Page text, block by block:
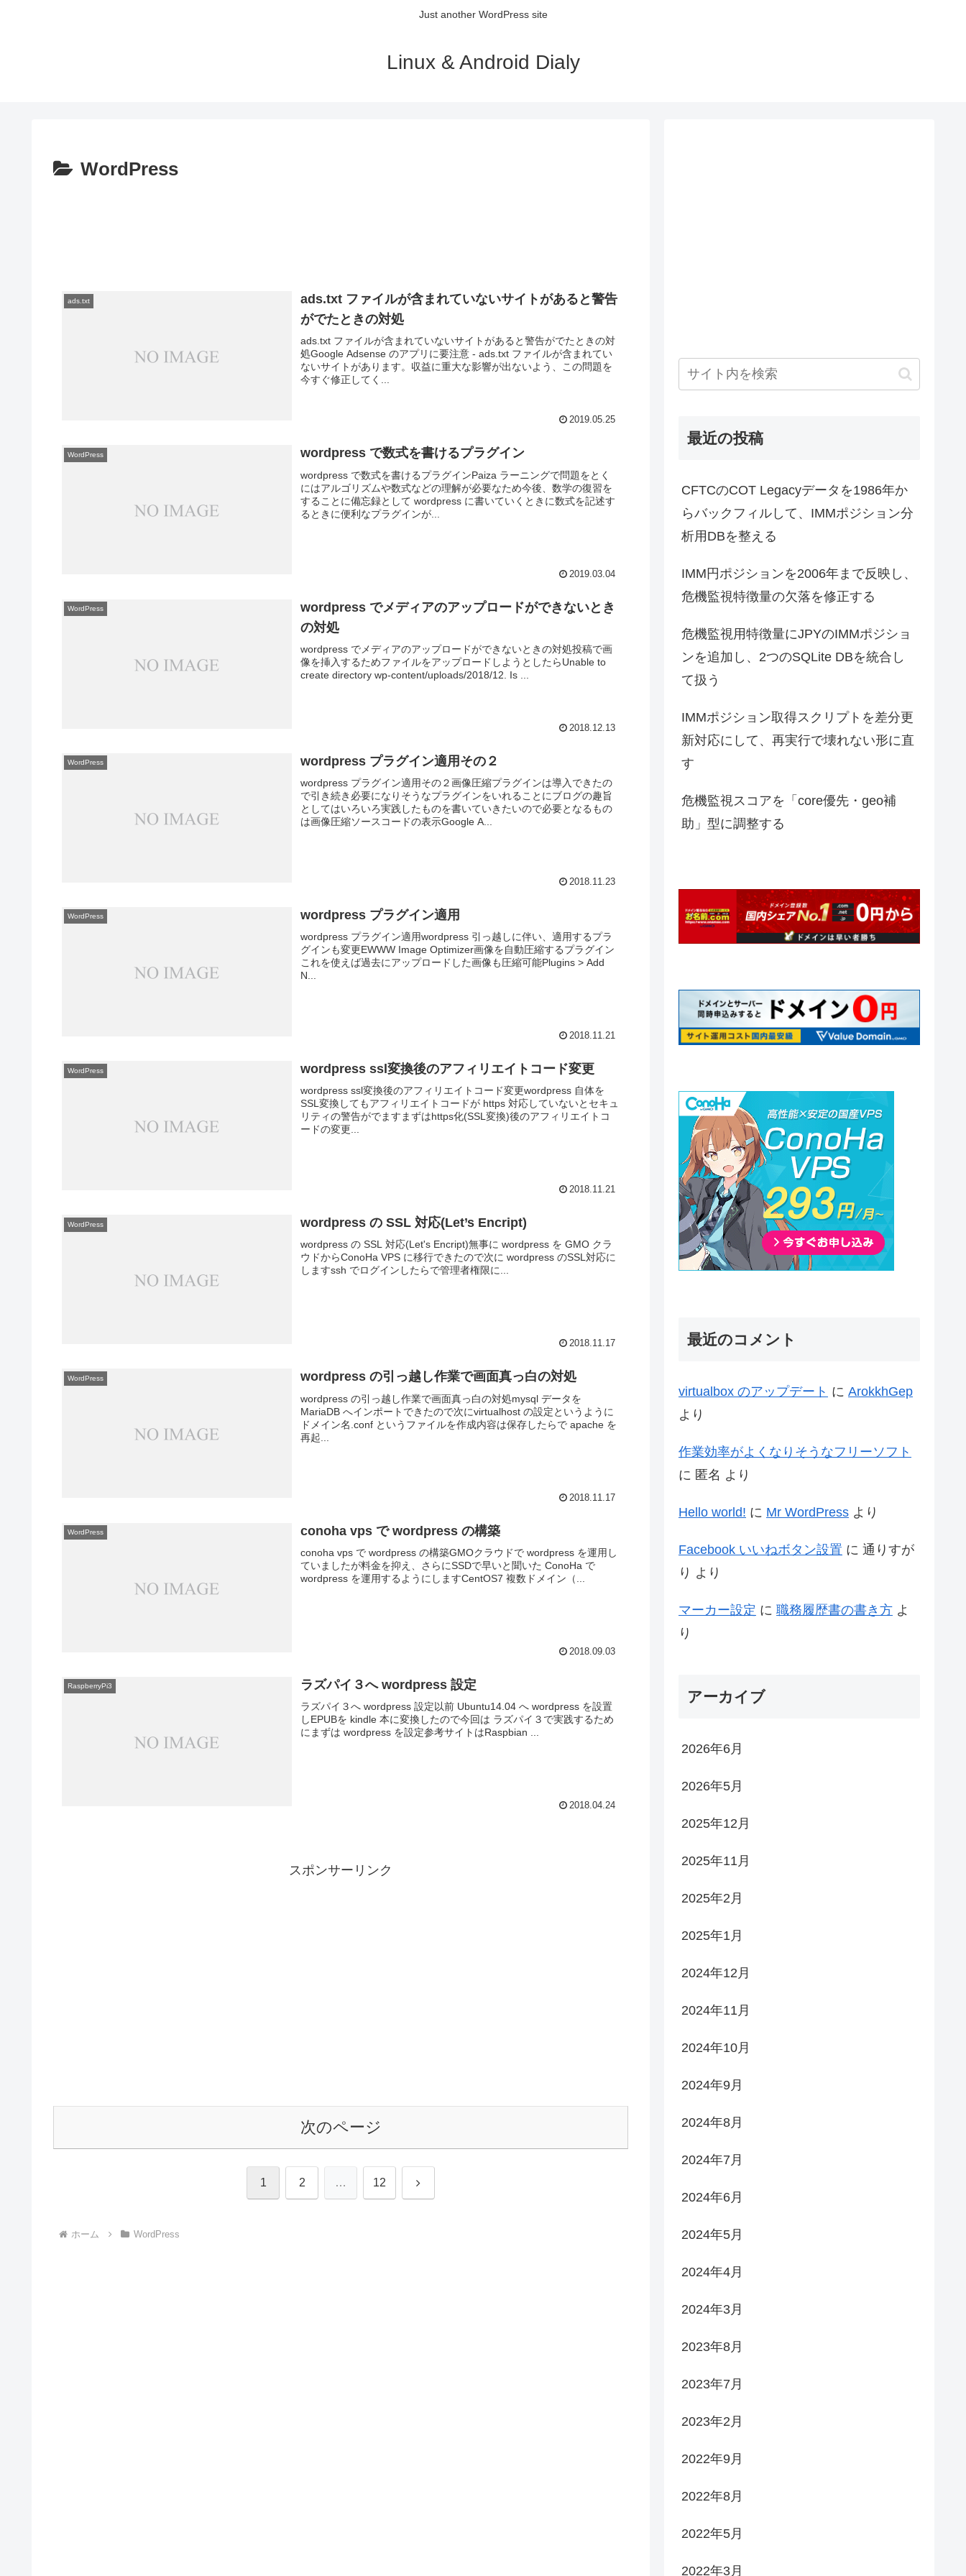
Just another WordPress site
Linux & Android Dialy
WordPress
ads.txt
ads.txt ファイルが含まれていないサイトがあると警告
がでたときの対処
ads.txt ファイルが含まれていないサイトがあると警告がでたときの対
処Google Adsense のアプリに要注意 - ads.txt ファイルが含まれてい
ないサイトがあります。収益に重大な影響が出ないよう、この問題を
今すぐ修正してく...
2019.05.25
WordPress wordpress で数式を書けるプラグイン
wordpress で数式を書けるプラグインPaiza ラーニングで問題をとく
にはアルゴリズムや数式などの理解が必要なため今後、数学の復習を
することに備忘録として wordpress に書いていくときに数式を記述す
るときに便利なプラグインが...
2019.03.04
WordPress
wordpress でメディアのアップロードができないとき
の対処
wordpress でメディアのアップロードができないときの対処投稿で画
像を挿入するためファイルをアップロードしようとしたらUnable to
create directory wp-content/uploads/2018/12. Is ...
2018.12.13
WordPress wordpress プラグイン適用その２
wordpress プラグイン適用その２画像圧縮プラグインは導入できたの
で引き続き必要になりそうなプラグインをいれることにブログの趣旨
としてはいろいろ実践したものを書いていきたいので必要となるもの
は画像圧縮ソースコードの表示Google A...
2018.11.23
WordPress wordpress プラグイン適用
wordpress プラグイン適用wordpress 引っ越しに伴い、適用するプラ
グインも変更EWWW Image Optimizer画像を自動圧縮するプラグイン
これを使えば過去にアップロードした画像も圧縮可能Plugins > Add
N...
2018.11.21
WordPress wordpress ssl変換後のアフィリエイトコード変更
wordpress ssl変換後のアフィリエイトコード変更wordpress 自体を
SSL変換してもアフィリエイトコードが https 対応していないとセキュ
リティの警告がでますまずはhttps化(SSL変換)後のアフィリエイトコ
ードの変更...
2018.11.21
WordPress wordpress の SSL 対応(Let’s Encript)
wordpress の SSL 対応(Let's Encript)無事に wordpress を GMO クラ
ウドからConoHa VPS に移行できたので次に wordpress のSSL対応に
しますssh でログインしたらで管理者権限に...
2018.11.17
WordPress wordpress の引っ越し作業で画面真っ白の対処
wordpress の引っ越し作業で画面真っ白の対処mysql データを
MariaDB へインポートできたので次にvirtualhost の設定というように
ドメイン名.conf というファイルを作成内容は保存したらで apache を
再起...
2018.11.17
WordPress conoha vps で wordpress の構築
conoha vps で wordpress の構築GMOクラウドで wordpress を運用し
ていましたが料金を抑え、さらにSSDで早いと聞いた ConoHa で
wordpress を運用するようにしますCentOS7 複数ドメイン（...
2018.09.03
RaspberryPi3 ラズパイ３へ wordpress 設定
ラズパイ３へ wordpress 設定以前 Ubuntu14.04 へ wordpress を設置
しEPUBを kindle 本に変換したので今回は ラズパイ３で実践するため
にまずは wordpress を設定参考サイトはRaspbian ...
2018.04.24
スポンサーリンク
次のページ
1 2 … 12 次
ホーム WordPress
最近の投稿
CFTCのCOT Legacyデータを1986年か
らバックフィルして、IMMポジション分
析用DBを整える
IMM円ポジションを2006年まで反映し、
危機監視特徴量の欠落を修正する
危機監視用特徴量にJPYのIMMポジショ
ンを追加し、2つのSQLite DBを統合し
て扱う
IMMポジション取得スクリプトを差分更
新対応にして、再実行で壊れない形に直
す
危機監視スコアを「core優先・geo補
助」型に調整する
最近のコメント
virtualbox のアップデート に ArokkhGep
より
作業効率がよくなりそうなフリーソフト
に 匿名 より
Hello world! に Mr WordPress より
Facebook いいねボタン設置 に 通りすが
り より
マーカー設定 に 職務履歴書の書き方 よ
り
アーカイブ
2026年6月
2026年5月
2025年12月
2025年11月
2025年2月
2025年1月
2024年12月
2024年11月
2024年10月
2024年9月
2024年8月
2024年7月
2024年6月
2024年5月
2024年4月
2024年3月
2023年8月
2023年7月
2023年2月
2022年9月
2022年8月
2022年5月
2022年3月